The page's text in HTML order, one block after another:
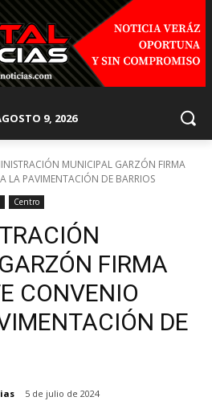
9, 2026
MUNICIPAL GARZÓN FIRMA
LA PAVIMENTACIÓN DE BARRIOS
Centro
FIRMA
CONVENIO
DE
5 de julio de 2024